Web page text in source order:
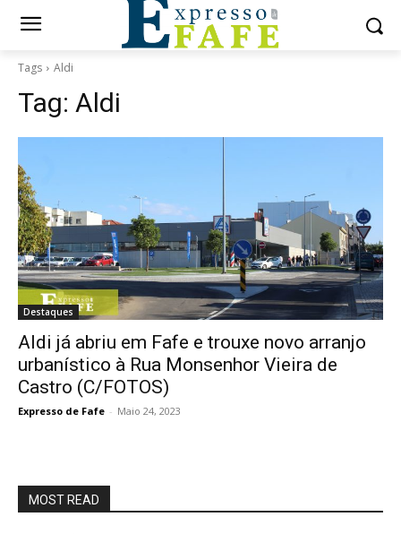
Tags Aldi
Tag: Aldi
Destaques
Aldi já abriu em Fafe e trouxe novo arranjo
urbanístico à Rua Monsenhor Vieira de
Castro (C/FOTOS)
Expresso de Fafe - Maio 24, 2023
MOST READ